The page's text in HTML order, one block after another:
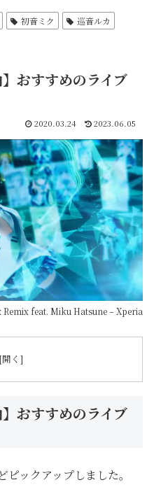
初音ミク
巡音ルカ
おすすめのライブ
2020.03.24 2023.06.05
Remix feat. Miku Hatsune – Xperia
おすすめのライブ
ックアップしました。